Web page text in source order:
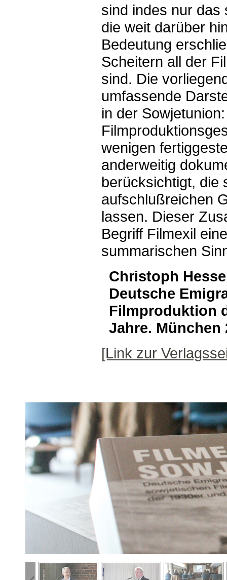
sind indes nur das
die weit darüber
Bedeutung
Scheitern all der
sind. Die
umfassende
in der
wenigen
anderweitig
berücksichtigt, die
aufschlußreichen
lassen. Dieser
Begriff Filmexil
summarischen
Christoph
Deutsche
Filmproduktion
Jahre. München
[Link zur